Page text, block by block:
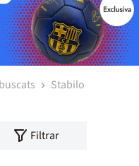
Stabilo
Filtrar